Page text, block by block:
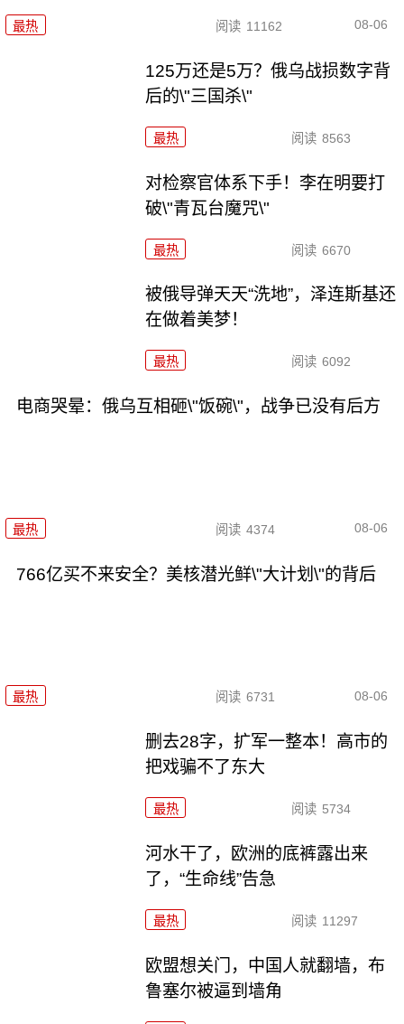
最热 阅读 11162 08-06
125万还是5万？俄乌战损数字背
后的\"三国杀\"
最热 阅读 8563
对检察官体系下手！李在明要打
破\"青瓦台魔咒\"
最热 阅读 6670
被俄导弹天天“洗地”，泽连斯基还
在做着美梦！
最热 阅读 6092
电商哭晕：俄乌互相砸\"饭碗\"，战争已没有后方
最热 阅读 4374 08-06
766亿买不来安全？美核潜光鲜\"大计划\"的背后
最热 阅读 6731 08-06
删去28字，扩军一整本！高市的
把戏骗不了东大
最热 阅读 5734
河水干了，欧洲的底裤露出来
了，“生命线”告急
最热 阅读 11297
欧盟想关门，中国人就翻墙，布
鲁塞尔被逼到墙角